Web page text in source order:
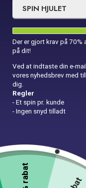
SPIN HJULET
Der er gjort krav på 70%
på dit!
Ved at indtaste din e-
vores nyhedsbrev med
dig.
Regler
- Et spin pr. kunde
- Ingen snyd tilladt